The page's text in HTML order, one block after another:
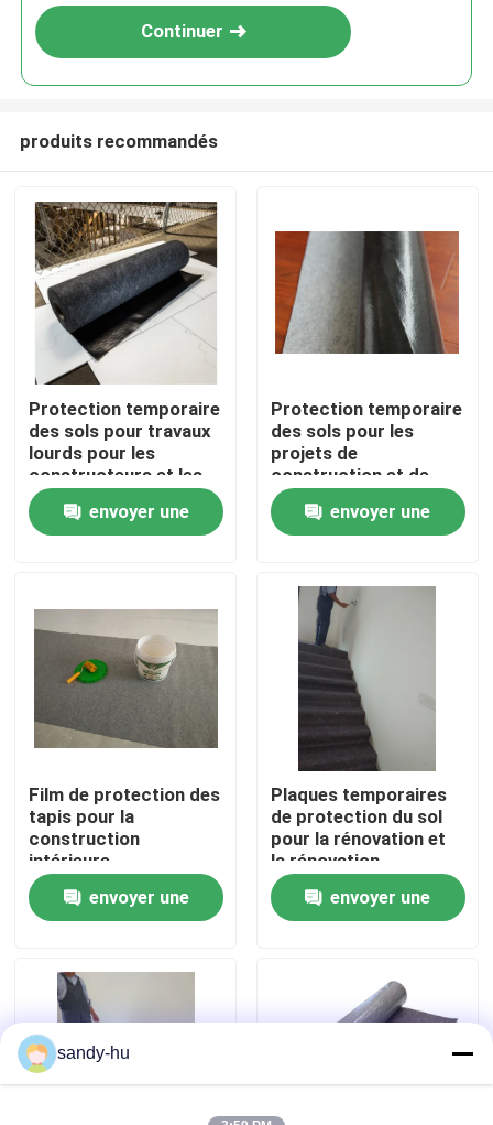
À la maison
À propos de nous
Visite de l'usine
Nous contacter
Nouvelles
Les affaires
protecteur de plancher
Protection de plancher
Continuer
produits recommandés
Protection temporaire
des sols pour travaux
lourds pour les
constructeurs et les
entrepreneurs
envoyer une
Protection temporaire
des sols pour les
projets de
construction et de
rénovation
envoyer une
Film de protection des
tapis pour la
construction
intérieure
envoyer une
Plaques temporaires
de protection du sol
pour la rénovation et
la rénovation
envoyer une
sandy-hu